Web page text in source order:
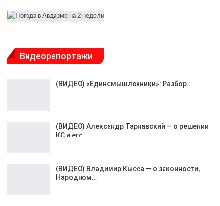
Видеорепортажи
(ВИДЕО) «Единомышленники»: Разбор…
(ВИДЕО) Александр Тарнавский — о решении
КС и его…
(ВИДЕО) Владимир Кысса — о законности,
Народном…